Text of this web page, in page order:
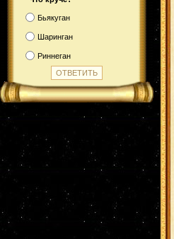
Бьякуган
Шаринган
Риннеган